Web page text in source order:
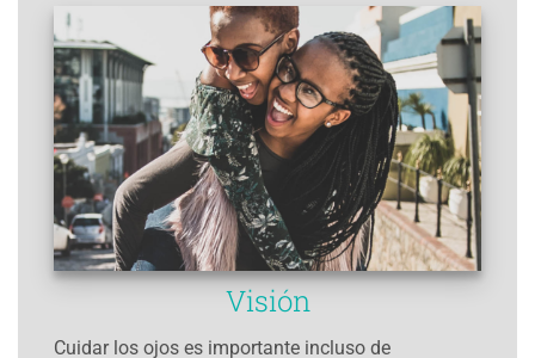
Visión
Cuidar los ojos es importante incluso de